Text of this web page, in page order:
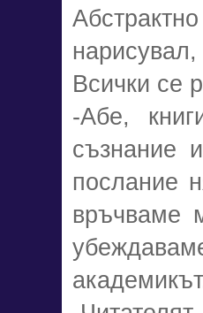
Всички се
-Абе,
съзнание
послание
връчваме